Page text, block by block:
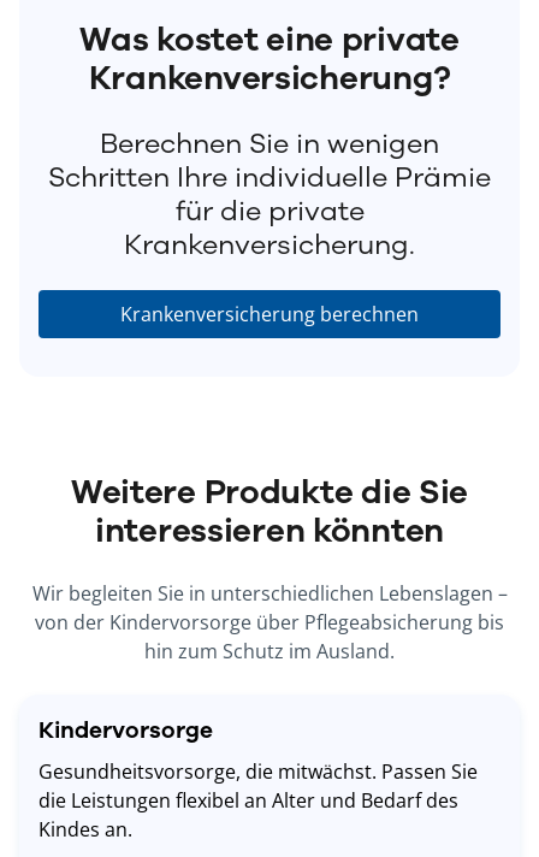
Was kostet eine private
Krankenversicherung?
Berechnen Sie in wenigen
Schritten Ihre individuelle Prämie
für die private
Krankenversicherung.
Krankenversicherung berechnen
Weitere Produkte die Sie
interessieren könnten
Wir begleiten Sie in unterschiedlichen Lebenslagen –
von der Kindervorsorge über Pflegeabsicherung bis
hin zum Schutz im Ausland.
Kindervorsorge
Gesundheitsvorsorge, die mitwächst. Passen Sie
die Leistungen flexibel an Alter und Bedarf des
Kindes an.